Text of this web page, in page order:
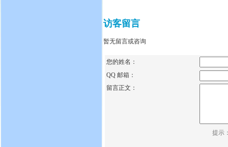
访客留言
暂无留言或咨询
您的姓名：
QQ 邮箱：
留言正文：
提示